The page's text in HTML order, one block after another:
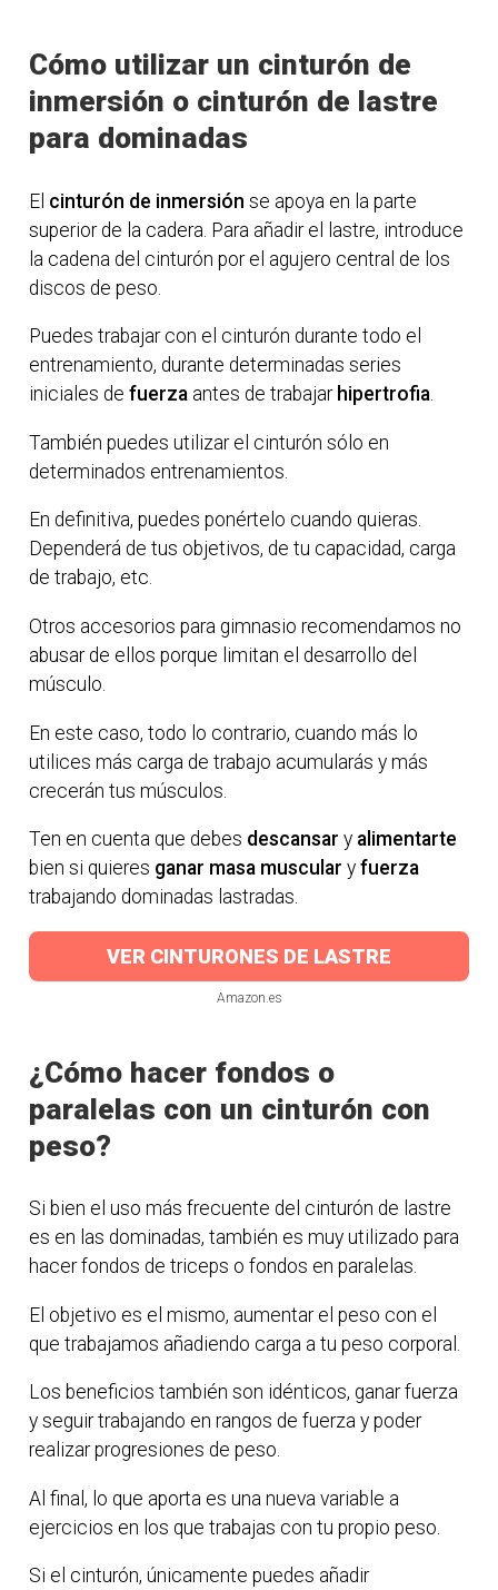
Cómo utilizar un cinturón de
inmersión o cinturón de lastre
para dominadas
El cinturón de inmersión se apoya en la parte
superior de la cadera. Para añadir el lastre, introduce
la cadena del cinturón por el agujero central de los
discos de peso.
Puedes trabajar con el cinturón durante todo el
entrenamiento, durante determinadas series
iniciales defuerza antes de trabajar hipertrofia.
También puedes utilizar el cinturón sólo en
determinados entrenamientos.
En definitiva, puedes ponértelo cuando quieras.
Dependerá de tus objetivos, de tu capacidad, carga
de trabajo, etc.
Otros accesorios para gimnasio recomendamos no
abusar de ellos porque limitan el desarrollo del
músculo.
En este caso, todo lo contrario, cuando más lo
utilices más carga de trabajo acumularás y más
crecerán tus músculos.
Ten en cuenta que debes descansar y alimentarte
bien si quieres ganar masa muscular yfuerza
trabajando dominadas lastradas.
VER CINTURONES DE LASTRE
Amazon.es
¿Cómo hacer fondos o
paralelas con un cinturón con
peso?
Si bien el uso más frecuente del cinturón de lastre
es en las dominadas, también es muy utilizado para
hacer fondos de triceps o fondos en paralelas.
El objetivo es el mismo, aumentar el peso con el
que trabajamos añadiendo carga a tu peso corporal.
Los beneficios también son idénticos, ganar fuerza
y seguir trabajando en rangos de fuerza y poder
realizar progresiones de peso.
Al final, lo que aporta es una nueva variable a
ejercicios en los que trabajas con tu propio peso.
Si el cinturón, únicamente puedes añadir